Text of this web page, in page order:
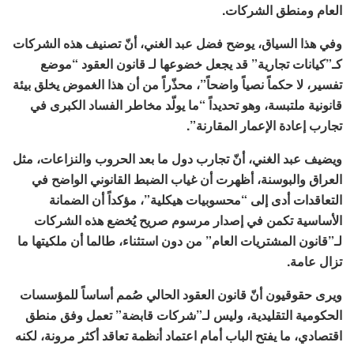
العام ومنطق الشركات.
وفي هذا السياق، يوضح فضل عبد الغني، أنّ تصنيف هذه الشركات
كـ”كيانات تجارية” قد يجعل خضوعها لـ قانون العقود “موضع
تفسير، لا حكماً نصياً واضحاً”، محذّراً من أن هذا الغموض يخلق بيئة
قانونية ملتبسة، وهو تحديداً “ما يولّد مخاطر الفساد الكبرى في
تجارب إعادة الإعمار المقارنة”.
ويضيف عبد الغني، أنّ تجارب دول ما بعد الحروب والنزاعات، مثل
العراق والبوسنة، أظهرت أن غياب الضبط القانوني الواضح في
التعاقدات أدى إلى “محسوبيات هيكلية”، مؤكداً أن الضمانة
الأساسية تكمن في إصدار مرسوم صريح يُخضع هذه الشركات
لـ”قانون المشتريات العام” من دون استثناء، طالما أن ملكيتها ما
تزال عامة.
ويرى حقوقيون أنّ قانون العقود الحالي صُمم أساساً للمؤسسات
الحكومية التقليدية، وليس لـ”شركات قابضة” تعمل وفق منطق
اقتصادي، ما يفتح الباب أمام اعتماد أنظمة تعاقد أكثر مرونة، لكنه